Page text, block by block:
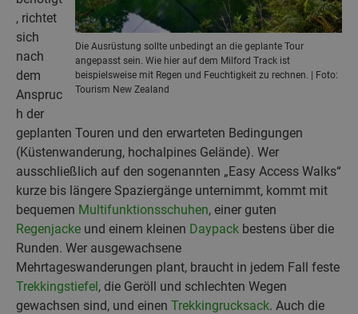
Die Ausrüstung sollte unbedingt an die geplante Tour
angepasst sein. Wie hier auf dem Milford Track ist
beispielsweise mit Regen und Feuchtigkeit zu rechnen. | Foto:
Tourism New Zealand
, richtet
sich
nach
dem
Anspruc
h der
geplanten Touren und den erwarteten Bedingungen
(Küstenwanderung, hochalpines Gelände). Wer
ausschließlich auf den sogenannten „Easy Access Walks“
kurze bis längere Spaziergänge unternimmt, kommt mit
bequemen Multifunktionsschuhen, einer guten
Regenjacke und einem kleinen Daypack bestens über die
Runden. Wer ausgewachsene
Mehrtageswanderungen plant, braucht in jedem Fall feste
Trekkingstiefel, die Geröll und schlechten Wegen
gewachsen sind, und einen Trekkingrucksack. Auch die